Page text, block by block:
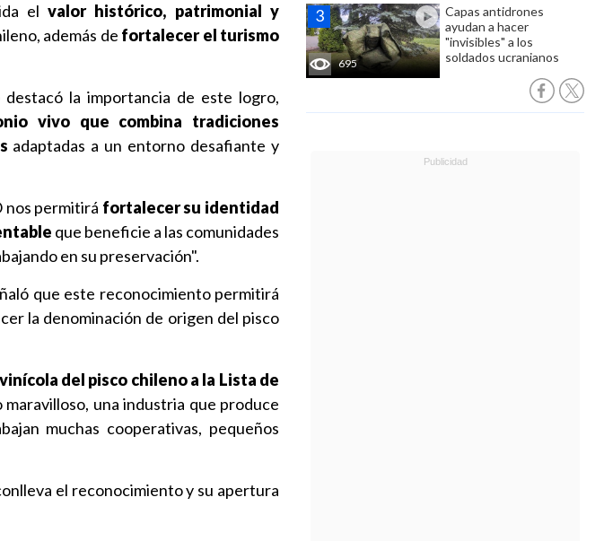
695
Capas antidrones
ayudan a hacer
"invisibles" a los
soldados ucranianos
elvalor histórico, patrimonial y
además de fortalecer el turismo
destacó la importancia de este logro,
vivo que combina tradiciones
adaptadas a un entorno desafiante y
nos permitirá fortalecer su identidad
que beneficie a las comunidades
en su preservación".
que este reconocimiento permitirá
la denominación de origen del pisco
del pisco chileno a la Lista de
maravilloso, una industria que produce
muchas cooperativas, pequeños
el reconocimiento y su apertura